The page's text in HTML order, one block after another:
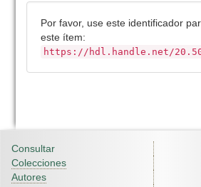
Por favor, use este identificador
este ítem:
https://hdl.handle.net/
Consultar
Colecciones
Autores